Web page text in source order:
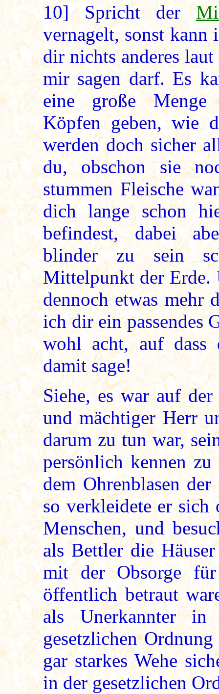
10] Spricht der
vernagelt, sonst
dir nichts anderes
mir sagen darf. Es
eine große Menge
Köpfen geben, wie
werden doch sicher
du, obschon sie
stummen Fleische
dich lange schon
befindest, dabei
blinder zu sein
Mittelpunkt der Erde.
dennoch etwas mehr
ich dir ein passendes
wohl acht, auf dass
damit sage!
Siehe, es war auf
und mächtiger Herr
darum zu tun war,
persönlich kennen
dem Ohrenblasen
so verkleidete er sich
Menschen, und
als Bettler die
mit der Obsorge
öffentlich betraut
als Unerkannter
gesetzlichen
gar starkes Wehe
in der gesetzlichen